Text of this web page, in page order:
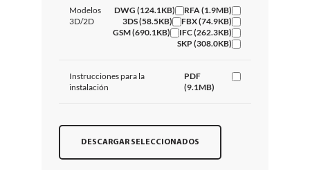
Modelos
3D/2D
DWG (124.1KB)
RFA (1.9MB)
3DS (58.5KB)
FBX (74.9KB)
GSM (690.1KB)
IFC (262.3KB)
SKP (308.0KB)
Instrucciones para la
instalación
PDF
(9.1MB)
DESCARGAR SELECCIONADOS